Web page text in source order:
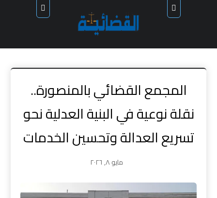
المجمع القضائي بالمنصورة..
نقلة نوعية في البنية العدلية نحو
تسريع العدالة وتحسين الخدمات
مايو ٨, ٢٠٢٦